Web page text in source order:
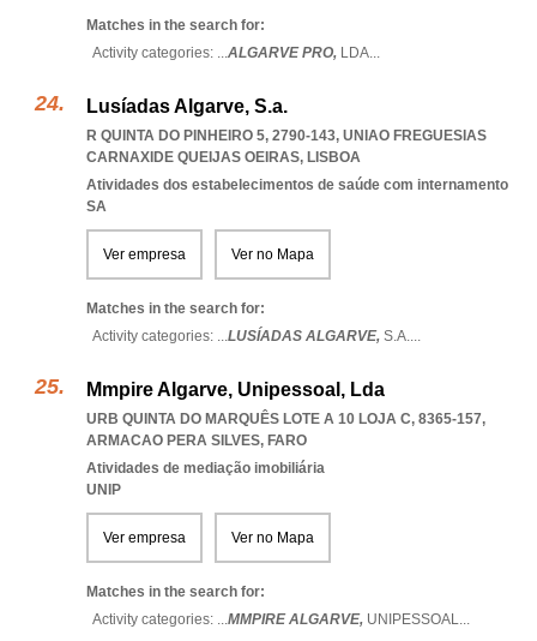
Matches in the search for:
Activity categories: ...ALGARVE PRO, LDA...
Lusíadas Algarve, S.a.
R QUINTA DO PINHEIRO 5, 2790-143, UNIAO FREGUESIAS
CARNAXIDE QUEIJAS OEIRAS, LISBOA
Atividades dos estabelecimentos de saúde com internamento
SA
Ver empresa Ver no Mapa
Matches in the search for:
Activity categories: ...LUSÍADAS ALGARVE, S.A....
Mmpire Algarve, Unipessoal, Lda
URB QUINTA DO MARQUÊS LOTE A 10 LOJA C, 8365-157,
ARMACAO PERA SILVES, FARO
Atividades de mediação imobiliária
UNIP
Ver empresa Ver no Mapa
Matches in the search for:
Activity categories: ...MMPIRE ALGARVE, UNIPESSOAL...